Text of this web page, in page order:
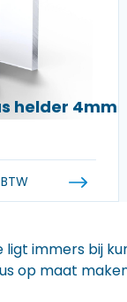
helder 4mm
ligt immers bij
op maat